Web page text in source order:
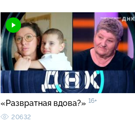
«Развратная вдова?» 16+
20632